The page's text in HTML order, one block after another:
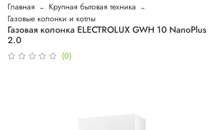
Главная
Крупная бытовая техника
Газовые колонки и котлы
Газовая колонка ELECTROLUX GWH 10 NanoPlus
2.0
(0)